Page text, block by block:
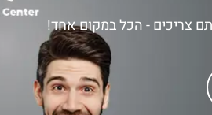
צריכים - הכל במקום אחד!